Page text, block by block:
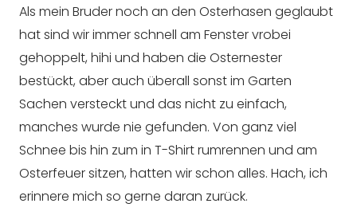
Als mein Bruder noch an den Osterhasen geglaubt
hat sind wir immer schnell am Fenster vrobei
gehoppelt, hihi und haben die Osternester
bestückt, aber auch überall sonst im Garten
Sachen versteckt und das nicht zu einfach,
manches wurde nie gefunden. Von ganz viel
Schnee bis hin zum in T-Shirt rumrennen und am
Osterfeuer sitzen, hatten wir schon alles. Hach, ich
erinnere mich so gerne daran zurück.